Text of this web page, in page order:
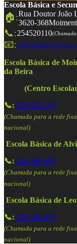
Escola Básica e
🏠:Rua Doutor João
3620-368
📞:254520110
📧:
Escola Básica de
da Beira
(Centro
📞: 254 520 150
(Chamada para a rede fixa
nacional)
Escola Básica de
📞: 254 586 409
(Chamada para a rede fixa
nacional)
Escola Básica de
📞: 254 586 833
(Chamada para a rede fixa
nacional)